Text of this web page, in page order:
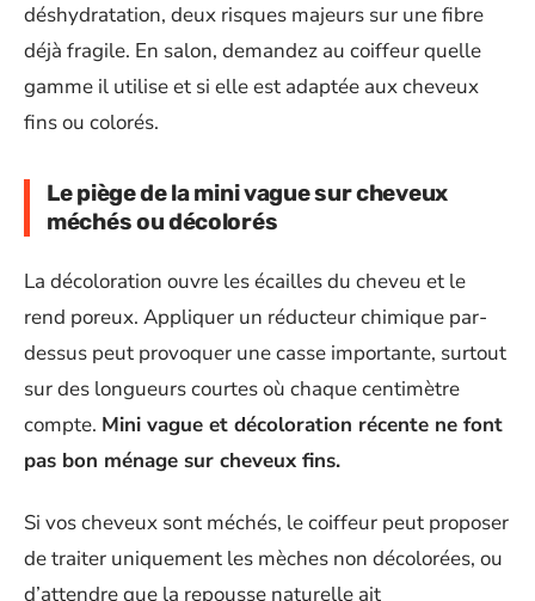
déshydratation, deux risques majeurs sur une fibre
déjà fragile. En salon, demandez au coiffeur quelle
gamme il utilise et si elle est adaptée aux cheveux
fins ou colorés.
Le piège de la mini vague sur cheveux
méchés ou décolorés
La décoloration ouvre les écailles du cheveu et le
rend poreux. Appliquer un réducteur chimique par-
dessus peut provoquer une casse importante, surtout
sur des longueurs courtes où chaque centimètre
compte. Mini vague et décoloration récente ne font
pas bon ménage sur cheveux fins.
Si vos cheveux sont méchés, le coiffeur peut proposer
de traiter uniquement les mèches non décolorées, ou
d’attendre que la repousse naturelle ait